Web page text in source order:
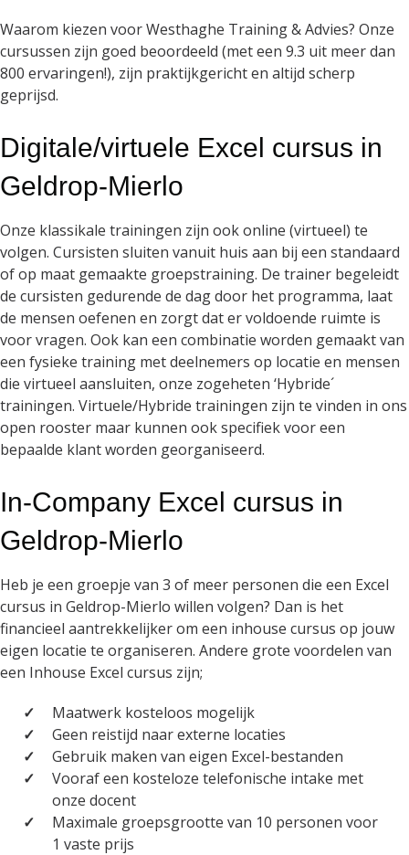
Waarom kiezen voor Westhaghe Training & Advies? Onze
cursussen zijn goed beoordeeld (met een 9.3 uit meer dan
800 ervaringen!), zijn praktijkgericht en altijd scherp
geprijsd.
Digitale/virtuele Excel cursus in
Geldrop-Mierlo
Onze klassikale trainingen zijn ook online (virtueel) te
volgen. Cursisten sluiten vanuit huis aan bij een standaard
of op maat gemaakte groepstraining. De trainer begeleidt
de cursisten gedurende de dag door het programma, laat
de mensen oefenen en zorgt dat er voldoende ruimte is
voor vragen. Ook kan een combinatie worden gemaakt van
een fysieke training met deelnemers op locatie en mensen
die virtueel aansluiten, onze zogeheten ‘Hybride´
trainingen. Virtuele/Hybride trainingen zijn te vinden in ons
open rooster maar kunnen ook specifiek voor een
bepaalde klant worden georganiseerd.
In-Company Excel cursus in
Geldrop-Mierlo
Heb je een groepje van 3 of meer personen die een Excel
cursus in Geldrop-Mierlo willen volgen? Dan is het
financieel aantrekkelijker om een inhouse cursus op jouw
eigen locatie te organiseren. Andere grote voordelen van
een Inhouse Excel cursus zijn;
Maatwerk kosteloos mogelijk
Geen reistijd naar externe locaties
Gebruik maken van eigen Excel-bestanden
Vooraf een kosteloze telefonische intake met
onze docent
Maximale groepsgrootte van 10 personen voor
1 vaste prijs